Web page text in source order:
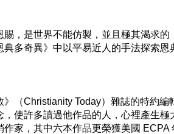
賜，是世界不能仿製，並且極其渴求
典多奇異》中以平易近人的手法探索
（Christianity Today）雜誌的特約
，使許多讀過他作品的人，心裡產生
家，其中六本作品更榮獲美國 ECPA